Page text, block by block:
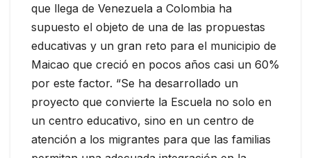
que llega de Venezuela a Colombia ha
supuesto el objeto de una de las propuestas
educativas y un gran reto para el municipio de
Maicao que creció en pocos años casi un 60%
por este factor. “Se ha desarrollado un
proyecto que convierte la Escuela no solo en
un centro educativo, sino en un centro de
atención a los migrantes para que las familias